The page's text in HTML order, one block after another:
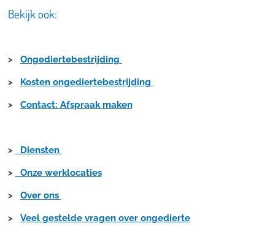
Bekijk ook:
> Ongediertebestrijding
> Kosten ongediertebestrijding
> Contact: Afspraak maken
> Diensten
> Onze werklocaties
> Over ons
> Veel gestelde vragen over ongedierte